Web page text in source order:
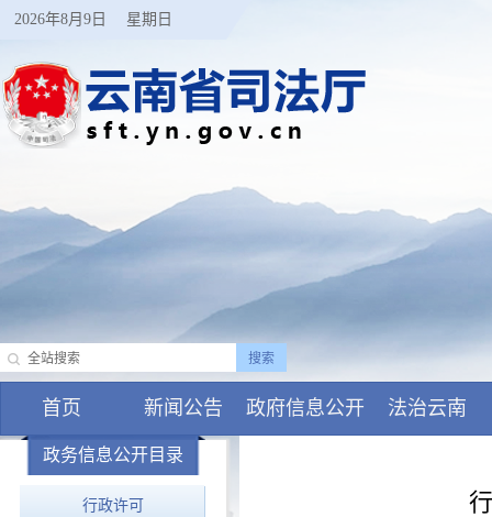
2026年8月9日 星期日
首页 新闻公告 政府信息公开 法治云南
政务信息公开目录
行政许可